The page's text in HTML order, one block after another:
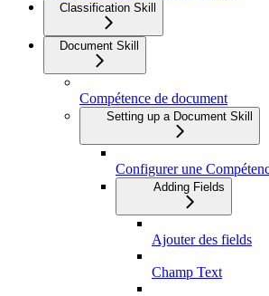
Classification Skill
Document Skill
Compétence de document
Setting up a Document Skill
Configurer une
Adding Fields
Ajouter des fields
Champ Text